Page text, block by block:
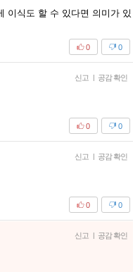
이식도 할 수 있다면 의미가 있
0
0
신고 | 공감 확인
0
0
신고 | 공감 확인
0
0
신고 | 공감 확인